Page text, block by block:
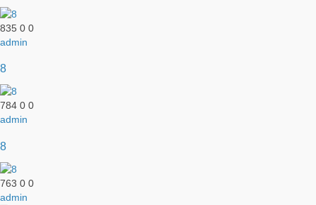
835 0 0
admin
8
784 0 0
admin
8
763 0 0
admin